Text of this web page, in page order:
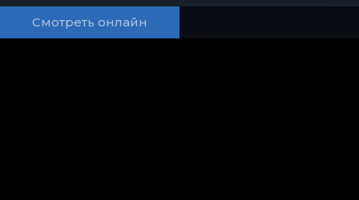
Смотреть онлайн